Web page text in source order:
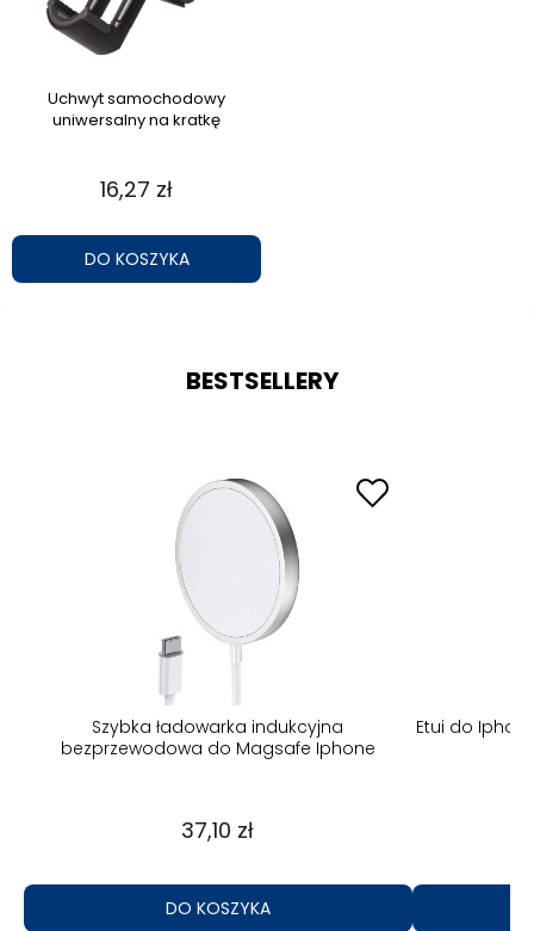
Uchwyt samochodowy
uniwersalny na kratkę
16,27 zł
DO KOSZYKA
BESTSELLERY
Szybka ładowarka indukcyjna
bezprzewodowa do Magsafe Iphone
37,10 zł
DO KOSZYKA
Etui do